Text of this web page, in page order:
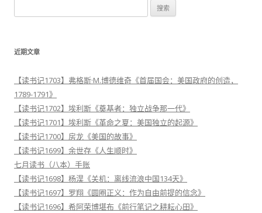
索
近期文章
【读书记1703】弗格斯·M.博德维奇《首届国会：美国政府的创造，
1789-1791》
【读书记1702】埃利斯《奠基者：独立战争那一代》
【读书记1701】埃利斯《革命之夏：美国独立的起源》
【读书记1700】房龙《美国的故事》
【读书记1699】余世存《人生顺时》
七月读书（八本）手账
【读书记1698】杨淏《关机：离线流浪中国134天》
【读书记1697】罗翔《圆圈正义：作为自由前提的信念》
【读书记1696】希阿荣博堪布《前行笔记之耕耘心田》